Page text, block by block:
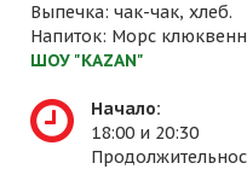
Выпечка: чак-чак, хлеб.
Напиток: Морс
ШОУ "KAZAN"
Начало:
18:00 и 20:30